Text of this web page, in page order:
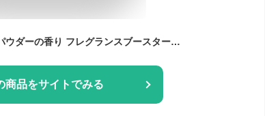
ブーケガルニ ベビーパウダーの香り フレグランスブースター DPプレブー 1400ml 衣類用 香り付け剤 洗濯用 香りブースター 柔軟剤と併用可能 部屋干し クローゼット 長続き 優しい 香り 大容量 詰替不要 日用品 洗濯用品
商品をサイトでみる